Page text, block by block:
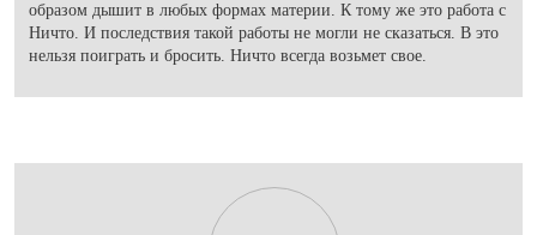
образом дышит в любых формах материи. К тому же это работа с
Ничто. И последствия такой работы не могли не сказаться. В это
нельзя поиграть и бросить. Ничто всегда возьмет свое.